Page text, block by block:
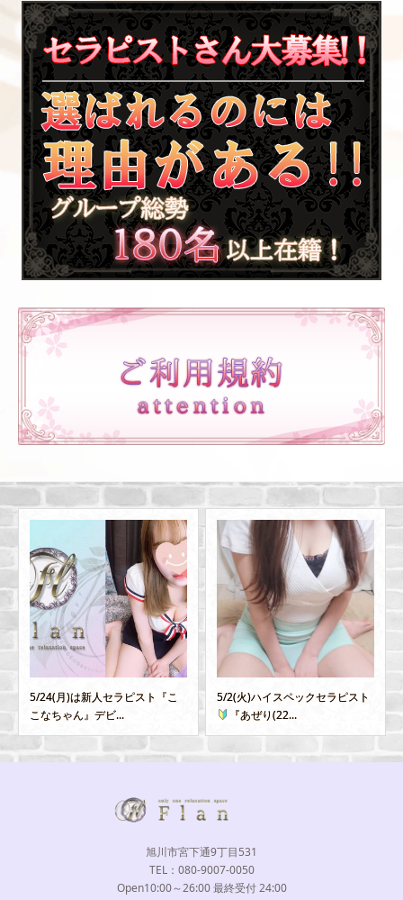
5/2(火)ハイスペックセラピスト
『あぜり(22...
10/4(水)15：00～業界未経験
かれん
がデ...
旭川市宮下通9丁目531
TEL：080-9007-0050
Open10:00～26:00 最終受付 24:00